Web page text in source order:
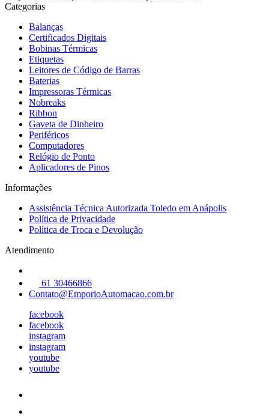
Categorias
Balanças
Certificados Digitais
Bobinas Térmicas
Etiquetas
Leitores de Código de Barras
Baterias
Impressoras Térmicas
Nobreaks
Ribbon
Gaveta de Dinheiro
Periféricos
Computadores
Relógio de Ponto
Aplicadores de Pinos
Informações
Assistência Técnica Autorizada Toledo em Anápolis
Política de Privacidade
Política de Troca e Devolução
Atendimento
61 30466866
Contato@EmporioAutomacao.com.br
facebook
facebook
instagram
instagram
youtube
youtube